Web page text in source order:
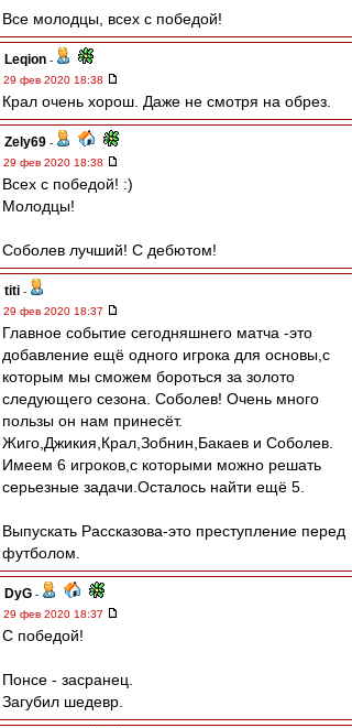
Все молодцы, всех с победой!
Leqion -
29 фев 2020 18:38
Крал очень хорош. Даже не смотря на обрез.
Zely69 -
29 фев 2020 18:38
Всех с победой! :)
Молодцы!
Соболев лучший! С дебютом!
titi -
29 фев 2020 18:37
Главное событие сегодняшнего матча -это
добавление ещё одного игрока для основы,с
которым мы сможем бороться за золото
следующего сезона. Соболев! Очень много
пользы он нам принесёт.
Жиго,Джикия,Крал,Зобнин,Бакаев и Соболев.
Имеем 6 игроков,с которыми можно решать
серьезные задачи.Осталось найти ещё 5.
Выпускать Рассказова-это преступление перед
футболом.
DyG -
29 фев 2020 18:37
С победой!
Понсе - засранец.
Загубил шедевр.